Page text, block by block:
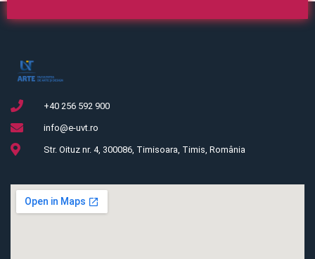
+40 256 592 900
info@e-uvt.ro
Str. Oituz nr. 4, 300086, Timisoara, Timis, România